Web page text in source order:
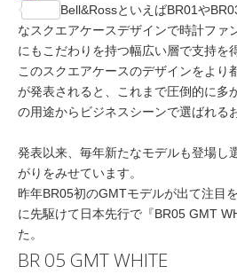
共
有
Bell&RossといえばBR01や
なスクエアケースデザインで時計ファ
にもこだわりを持つ幅広い層で支持を
このスクエアケースのデザインをより
が発表されると、これまで圧倒的に多
の用途からビジネスシーンで選ばれる
発表以来、毎年新たなモデルも登場し
がりをみせています。
昨年BR05初のGMTモデルが出て注目
に先駆けて日本先行で『BR05 GMT
た。
BR 05 GMT WHITE